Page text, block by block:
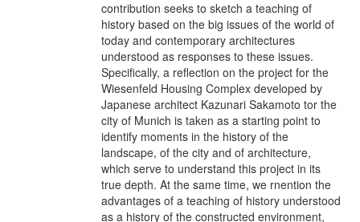
contribution seeks to sketch a teaching of
history based on the big issues of the world of
today and contemporary architectures
understood as responses to these issues.
Specifically, a reflection on the project for the
Wiesenfeld Housing Complex developed by
Japanese architect Kazunari Sakamoto tor the
city of Munich is taken as a starting point to
identify moments in the history of the
landscape, of the city and of architecture,
which serve to understand this project in its
true depth. At the same time, we rnention the
advantages of a teaching of history understood
as a history of the constructed environment,